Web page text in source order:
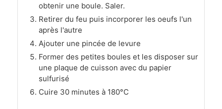
obtenir une boule. Saler.
Retirer du feu puis incorporer les oeufs l'un
après l'autre
Ajouter une pincée de levure
Former des petites boules et les disposer sur
une plaque de cuisson avec du papier
sulfurisé
Cuire 30 minutes à 180°C